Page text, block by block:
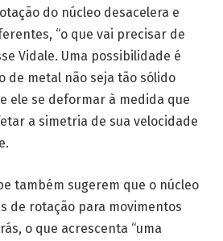
do núcleo desacelera e
“o que vai precisar de
Vidale. Uma possibilidade é
de metal não seja tão sólido
ele se deformar à medida que
a simetria de sua velocidade
também sugerem que o núcleo
de rotação para movimentos
o que acrescenta “uma